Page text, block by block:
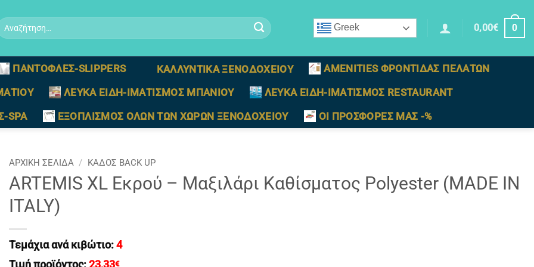
Greek 0,00€ 0
ΠΑΝΤΟΦΛΕΣ-SLIPPERS ΚΑΛΛΥΝΤΙΚΑ ΞΕΝΟΔΟΧΕΙΟΥ
AMENITIES ΦΡΟΝΤΙΔΑΣ ΠΕΛΑΤΩΝ
ΛΕΥΚΑ ΕΙΔΗ-ΙΜΑΤΙΣΜΟΣ ΜΠΑΝΙΟΥ
ΛΕΥΚΑ ΕΙΔΗ-ΙΜΑΤΙΣΜΟΣ RESTAURANT
SPA
ΕΞΟΠΛΙΣΜΟΣ ΟΛΩΝ ΤΩΝ ΧΩΡΩΝ ΞΕΝΟΔΟΧΕΙΟΥ ΟΙ ΠΡΟΣΦΟΡΕΣ ΜΑΣ -%
ΑΡΧΙΚΉ ΣΕΛΊΔΑ / ΚΑΔΟΣ BACK UP
ARTEMIS XL Εκρού – Μαξιλάρι Καθίσματος Polyester (MADE IN
ITALY)
Τεμάχια ανά κιβώτιο: 4
€